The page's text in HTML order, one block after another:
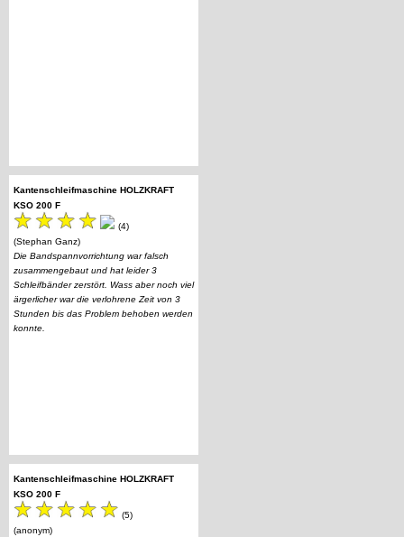
Kantenschleifmaschine HOLZKRAFT
KSO 200 F
(4)
(Stephan Ganz)
Die Bandspannvorrichtung war falsch
zusammengebaut und hat leider 3
Schleifbänder zerstört. Wass aber noch viel
ärgerlicher war die verlohrene Zeit von 3
Stunden bis das Problem behoben werden
konnte.
Kantenschleifmaschine HOLZKRAFT
KSO 200 F
(5)
(anonym)